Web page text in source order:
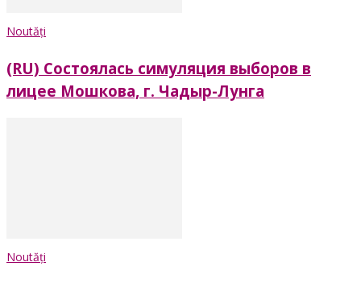
Noutăți
(RU) Состоялась симуляция выборов в
лицее Мошкова, г. Чадыр-Лунга
Noutăți